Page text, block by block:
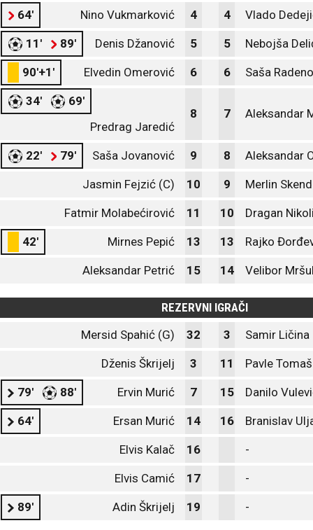
64' Nino Vukmarković 4 4 Vlado
11' 89' Denis Džanović 5 5 Nebojša
90'+1' Elvedin Omerović 6 6 Saša
34'
69'
Predrag Jaredić
8 7 Aleksandar
22' 79' Saša Jovanović 9 8 Aleksandar
Jasmin Fejzić (C) 10 9 Merlin
Fatmir Molabećirović 11 10 Dragan
42' Mirnes Pepić 13 13 Rajko
Aleksandar Petrić 15 14 Velibor
REZERVNI IGRAČI
Mersid Spahić (G)
32 3 Samir Ličina
Dženis Škrijelj 3 11 Pavle
79' 88' Ervin Murić 7 15 Danilo
64' Ersan Murić 14 16 Branislav
Elvis Kalač 16 -
Elvis Camić 17 -
89' Adin Škrijelj 19 -